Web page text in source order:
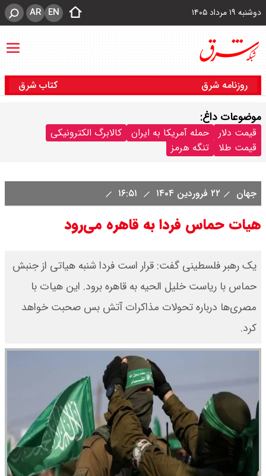
دوشنبه ۱۹ مرداد ۱۴۰۵ EN
AR
روزنامه شرق کتاب شرق
موضوعات داغ:
قیمت دلار حمله آمریکا به ایران
کالابرگ الکترونیکی
قیمت طلا
تنگه هرمز
جهان ۲۲ فروردین ۱۴۰۴
هیات حماس فردا به قاهره می‌رود
یک رهبر فلسطینی گفت: قرار است فردا شنبه هیاتی از جنبش
حماس با ریاست خلیل الحیه به قاهره برود. این هیات با
مصری‌ها درباره تحولات مذاکرات آتش بس صحبت خواهد
کرد.